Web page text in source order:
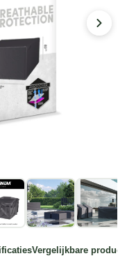
Vergelijkbare